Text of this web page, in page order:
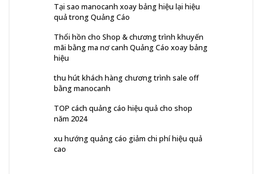
Tại sao manocanh xoay bảng hiệu lại hiệu
quả trong Quảng Cáo
Thổi hồn cho Shop & chương trình khuyến
mãi bằng ma nơ canh Quảng Cáo xoay bảng
hiệu
thu hút khách hàng chương trình sale off
bằng manocanh
TOP cách quảng cáo hiệu quả cho shop
năm 2024
xu hướng quảng cáo giảm chi phí hiệu quả
cao